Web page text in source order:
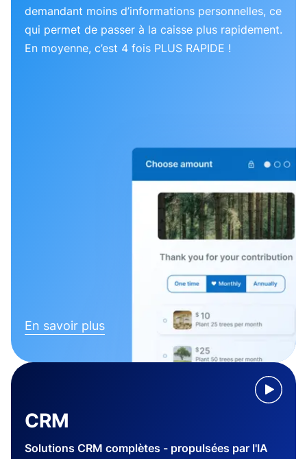
demandant moins d’informations personnelles, ce
qui permet de passer à la caisse plus rapidement.
En moyenne, c’est 4 fois PLUS RAPIDE !
En savoir plus
CRM
Solutions CRM complètes - propulsées par l'IA